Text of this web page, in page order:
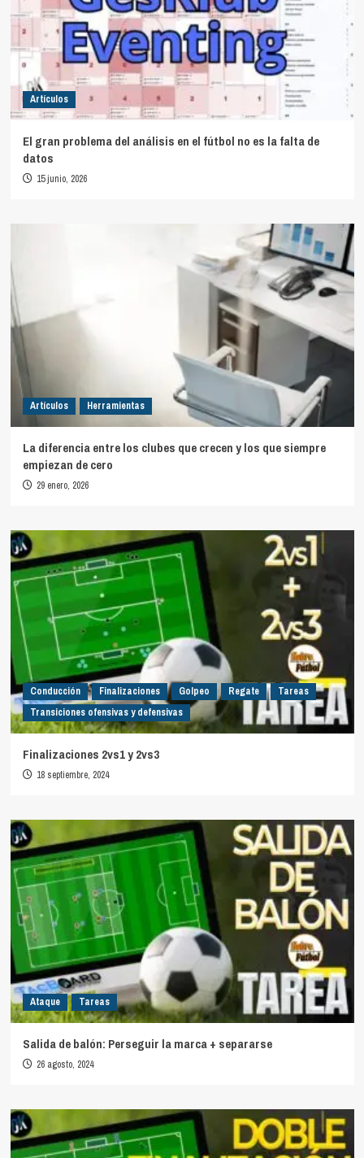
Artículos
El gran problema del análisis en el fútbol no es la falta de
datos
15 junio, 2026
Artículos Herramientas
La diferencia entre los clubes que crecen y los que siempre
empiezan de cero
29 enero, 2026
Conducción Finalizaciones Golpeo Regate
Tareas
Transiciones ofensivas y defensivas
Finalizaciones 2vs1 y 2vs3
18 septiembre, 2024
Ataque Tareas
Salida de balón: Perseguir la marca + separarse
26 agosto, 2024